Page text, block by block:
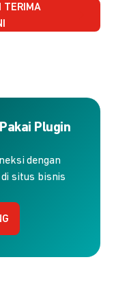
TERIMA
Plugin
dengan
situs bisnis